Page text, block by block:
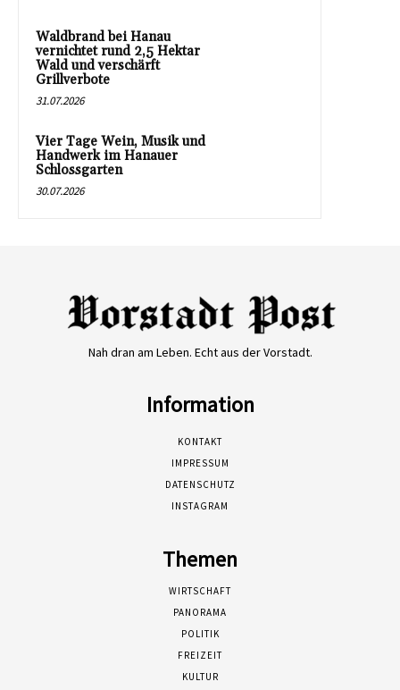
Waldbrand bei Hanau
vernichtet rund 2,5 Hektar
Wald und verschärft
Grillverbote
31.07.2026
Vier Tage Wein, Musik und
Handwerk im Hanauer
Schlossgarten
30.07.2026
Nah dran am Leben. Echt aus der Vorstadt.
Information
KONTAKT
IMPRESSUM
DATENSCHUTZ
INSTAGRAM
Themen
WIRTSCHAFT
PANORAMA
POLITIK
FREIZEIT
KULTUR